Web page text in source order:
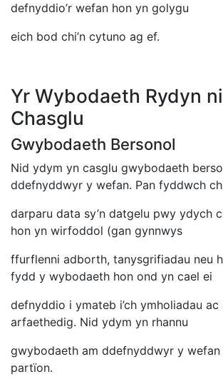
defnyddio’r wefan hon yn golygu
eich bod chi’n cytuno ag ef.
Yr Wybodaeth Rydyn
Chasglu
Gwybodaeth Bersonol
Nid ydym yn casglu gwybodaeth
ddefnyddwyr y wefan. Pan fyddwch
darparu data sy’n datgelu pwy ydych
hon yn wirfoddol (gan gynnwys
ffurflenni adborth, tanysgrifiadau neu
fydd y wybodaeth hon ond yn cael ei
defnyddio i ymateb i’ch ymholiadau
arfaethedig. Nid ydym yn rhannu
gwybodaeth am ddefnyddwyr y
partïon.